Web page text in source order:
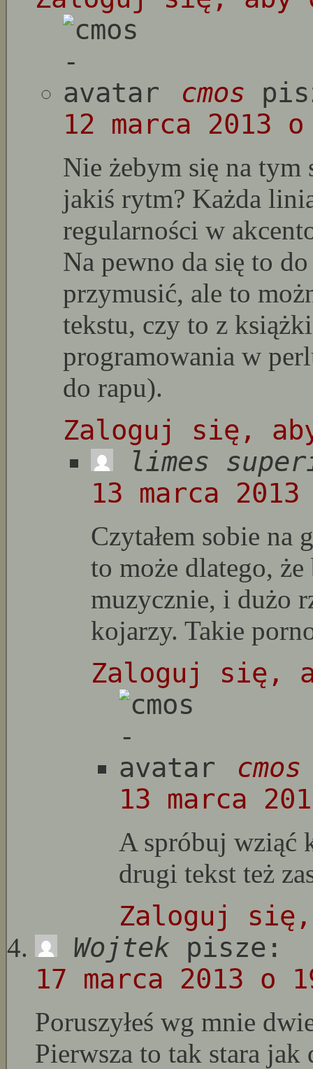
cmos
12 marca 2013
Nie żebym się na tym
jakiś rytm? Każda
regularności w
Na pewno da się to
przymusić, ale to
tekstu, czy to z
programowania w
do rapu).
Zaloguj się,
limes
13 marca
Czytałem sobie na
to może dlatego, że
muzycznie, i dużo
kojarzy. Takie
Zaloguj się,
cmos
13 marca
A spróbuj wziąć
drugi tekst też
Zaloguj się,
Wojtek pisze:
17 marca 2013 o
Poruszyłeś wg mnie
Pierwsza to tak stara jak